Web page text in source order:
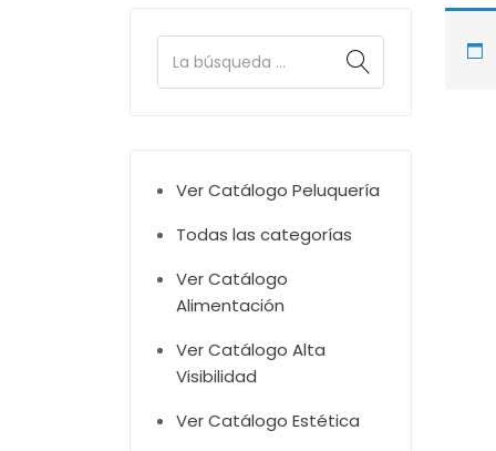
Ver Catálogo Peluquería
Todas las categorías
Ver Catálogo
Alimentación
Ver Catálogo Alta
Visibilidad
Ver Catálogo Estética